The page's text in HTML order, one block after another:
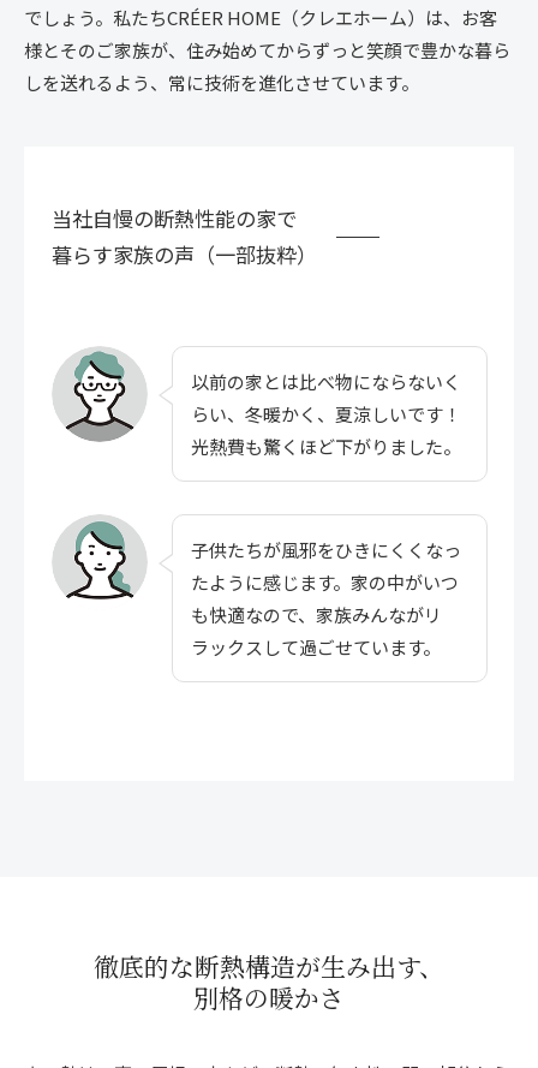
でしょう。私たちCRÉER HOME（クレエホーム）は、お客
様とそのご家族が、住み始めてからずっと笑顔で豊かな暮ら
しを送れるよう、常に技術を進化させています。
当社自慢の断熱性能の家で
暮らす家族の声（一部抜粋）
以前の家とは比べ物にならないく
らい、冬暖かく、夏涼しいです！
光熱費も驚くほど下がりました。
子供たちが風邪をひきにくくなっ
たように感じます。家の中がいつ
も快適なので、家族みんながリ
ラックスして過ごせています。
徹底的な断熱構造が生み出す、
別格の暖かさ